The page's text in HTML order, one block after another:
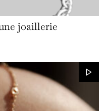
joaillerie